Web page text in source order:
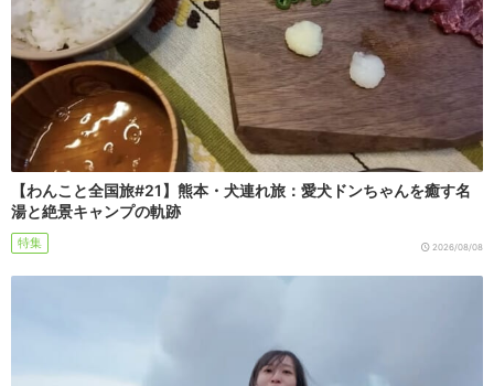
【わんこと全国旅#21】熊本・犬連れ旅：愛犬ドンちゃんを癒す名
湯と絶景キャンプの軌跡
特集 2026/08/08